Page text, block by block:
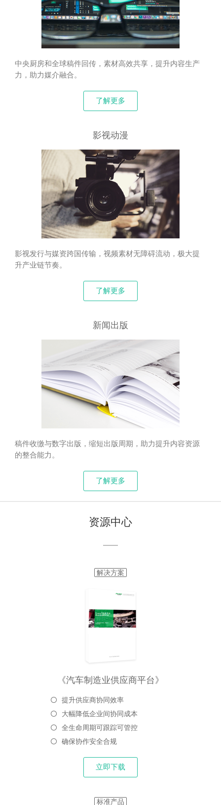
中央厨房和全球稿件回传，素材高效共享，提升内容生产
力，助力媒介融合。
了解更多
影视动漫
影视发行与媒资跨国传输，视频素材无障碍流动，极大提
升产业链节奏。
了解更多
新闻出版
稿件收缴与数字出版，缩短出版周期，助力提升内容资源
的整合能力。
了解更多
资源中心
解决方案
《汽车制造业供应商平台》
提升供应商协同效率
大幅降低企业间协同成本
全生命周期可跟踪可管控
确保协作安全合规
立即下载
标准产品